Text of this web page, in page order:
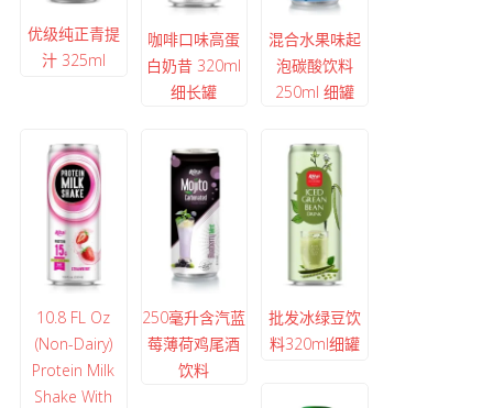
优级纯正青提
汁 325ml
咖啡口味高蛋
白奶昔 320ml
细长罐
混合水果味起
泡碳酸饮料
250ml 细罐
10.8 FL Oz
(Non-Dairy)
Protein Milk
Shake With
250毫升含汽蓝
莓薄荷鸡尾酒
饮料
批发冰绿豆饮
料320ml细罐